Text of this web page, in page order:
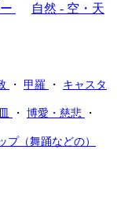
自然 - 空・天
・ 甲羅 ・ キャスタ
皿 ・ 博愛・慈悲 ・
プ（舞踊などの）